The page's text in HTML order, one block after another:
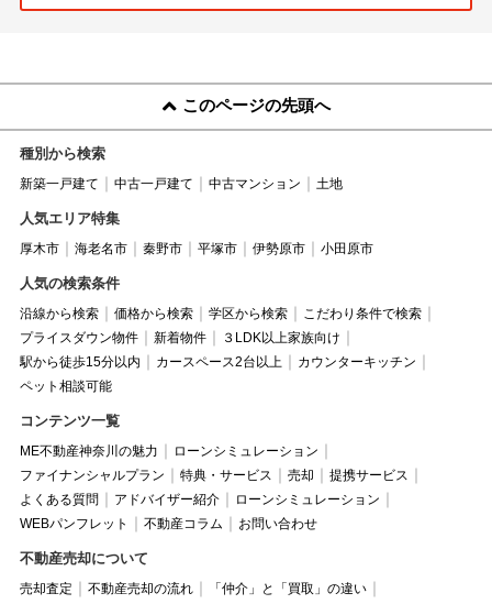
このページの先頭へ
種別から検索
新築一戸建て 中古一戸建て 中古マンション 土地
人気エリア特集
厚木市 海老名市 秦野市 平塚市 伊勢原市 小田原市
人気の検索条件
沿線から検索 価格から検索 学区から検索
こだわり条件で検索
プライスダウン物件
新着物件
３LDK以上家族向け
駅から徒歩15分以内
カースペース2台以上
カウンターキッチン
ペット相談可能
コンテンツ一覧
ME不動産神奈川の魅力
ローンシミュレーション
ファイナンシャルプラン
特典・サービス 売却
提携サービス
よくある質問
アドバイザー紹介
ローンシミュレーション
WEBパンフレット
不動産コラム お問い合わせ
不動産売却について
売却査定 不動産売却の流れ
「仲介」と「買取」の違い